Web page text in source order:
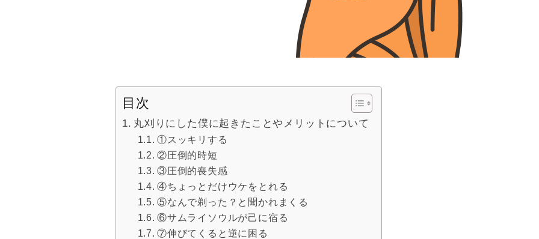
目次
丸刈りにした僕に起きたことやメリットについて
①スッキリする
②圧倒的時短
③圧倒的喪失感
④ちょっとだけウケをとれる
⑤なんで剃った？と聞かれまくる
⑥サムライソウルが己に宿る
⑦伸びてくると逆に困る